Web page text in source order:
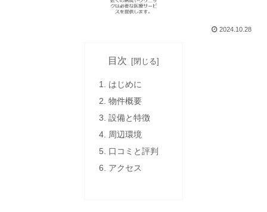
2024.10.28
目次
はじめに
物件概要
設備と特徴
周辺環境
口コミと評判
アクセス